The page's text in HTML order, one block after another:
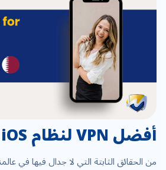
أفضل VPN لنظام iOS في قطر
من الحقائق الثابتة التي لا جدال فيها في